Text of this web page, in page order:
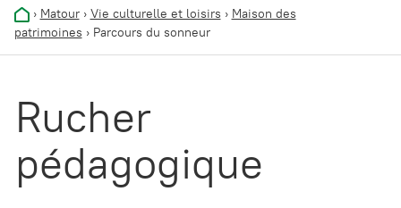
› Matour› Vie culturelle et loisirs › Maison des
patrimoines › Parcours du sonneur
Rucher
pédagogique